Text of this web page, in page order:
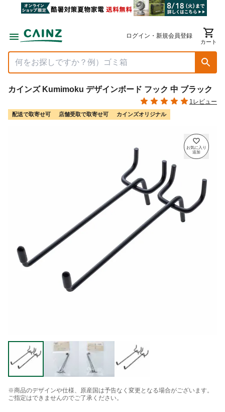
ログイン・新規会員登録
カート
カインズ Kumimoku デザインボード フック 中 ブラック
1レビュー
配送で取寄せ可 店舗受取で取寄せ可 カインズオリジナル
※商品のデザインや仕様、原産国は予告なく変更となる場合がございます。
ご指定はできませんのでご了承ください。